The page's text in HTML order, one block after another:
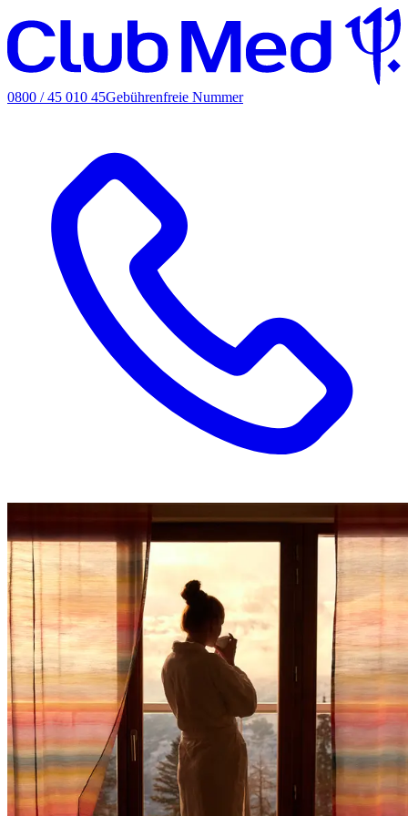
0800 / 45 010 45Gebührenfreie Nummer